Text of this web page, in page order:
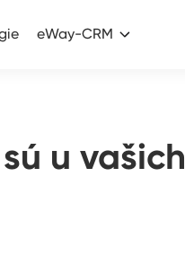
eWay-CRM
u vašich